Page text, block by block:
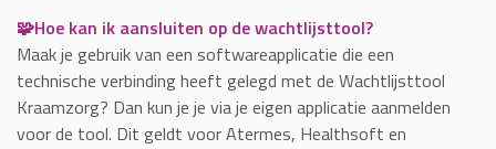
🧩Hoe kan ik aansluiten op de wachtlijsttool?
Maak je gebruik van een softwareapplicatie die een
technische verbinding heeft gelegd met de Wachtlijsttool
Kraamzorg? Dan kun je je via je eigen applicatie aanmelden
voor de tool. Dit geldt voor Atermes, Healthsoft en